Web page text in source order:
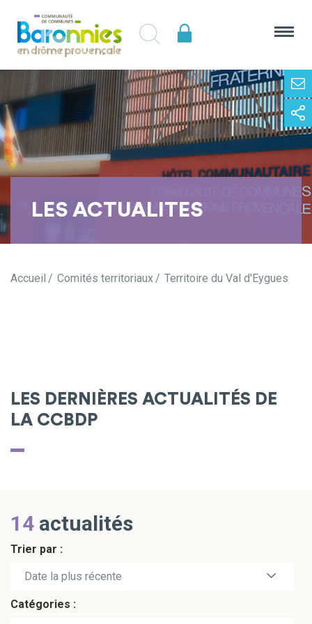
LES ACTUALITES
Accueil Comités territoriaux Territoire du Val d'Eygues
LES DERNIÈRES ACTUALITÉS DE
LA CCBDP
14 actualités
Trier par :
Date la plus récente
Date la plus ancienne
Catégories :